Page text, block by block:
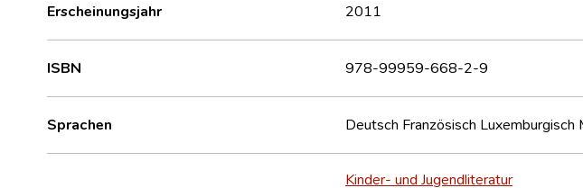
Erscheinungsjahr 2011
ISBN 978-99959-668-2-9
Sprachen Deutsch Französisch Luxemburgisch
Kinder- und Jugendliteratur